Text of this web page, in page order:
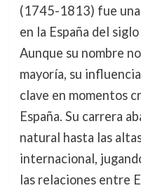
(1745-1813) fue
en la España del
Aunque su nombre
mayoría, su
clave en momentos
España. Su carrera
natural hasta las
internacional,
las relaciones entre